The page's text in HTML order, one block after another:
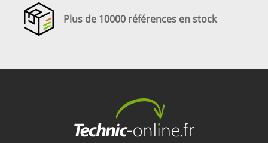
Plus de 10000 références en stock